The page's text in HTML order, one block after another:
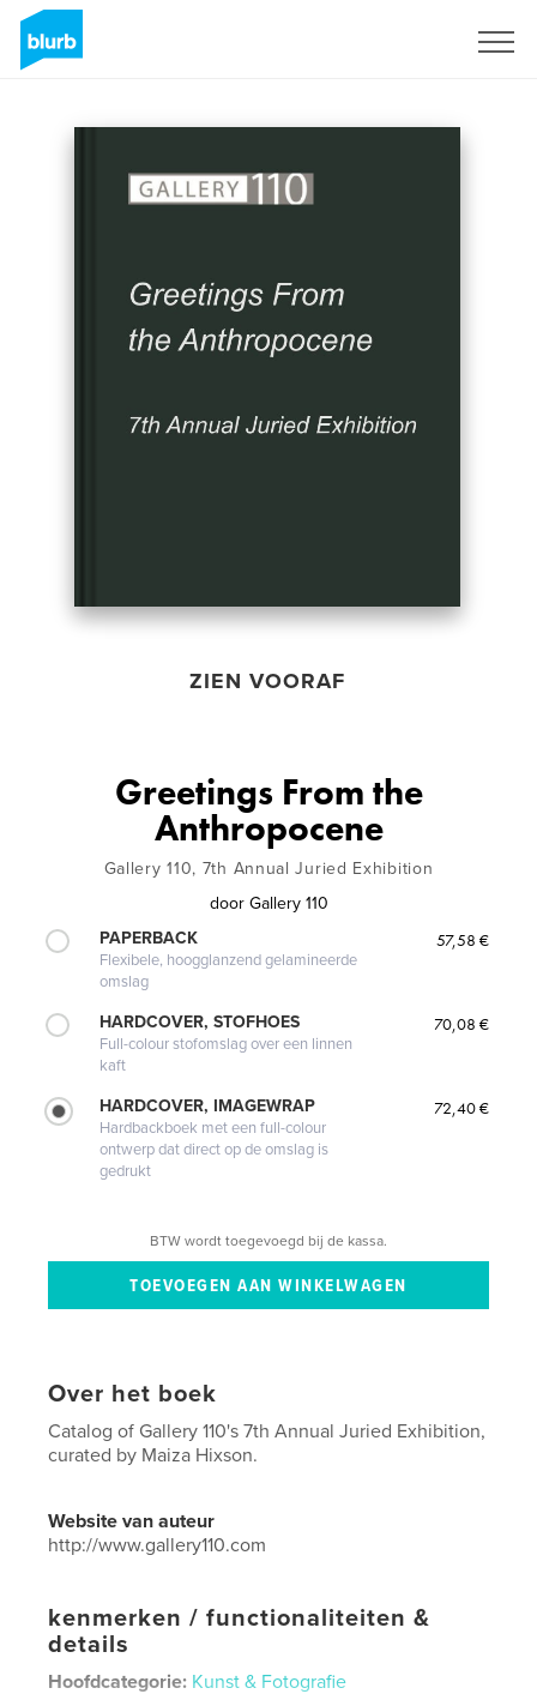
ZIEN VOORAF
Greetings From the
Anthropocene
Gallery 110, 7th Annual Juried Exhibition
door Gallery 110
PAPERBACK
Flexibele, hoogglanzend gelamineerde
omslag
57,58 €
HARDCOVER, STOFHOES
Full-colour stofomslag over een linnen
kaft
70,08 €
HARDCOVER, IMAGEWRAP
Hardbackboek met een full-colour
ontwerp dat direct op de omslag is
gedrukt
72,40 €
BTW wordt toegevoegd bij de kassa.
Over het boek
Catalog of Gallery 110's 7th Annual Juried Exhibition,
curated by Maiza Hixson.
Website van auteur
http://www.gallery110.com
kenmerken / functionaliteiten &
details
Hoofdcategorie: Kunst & Fotografie